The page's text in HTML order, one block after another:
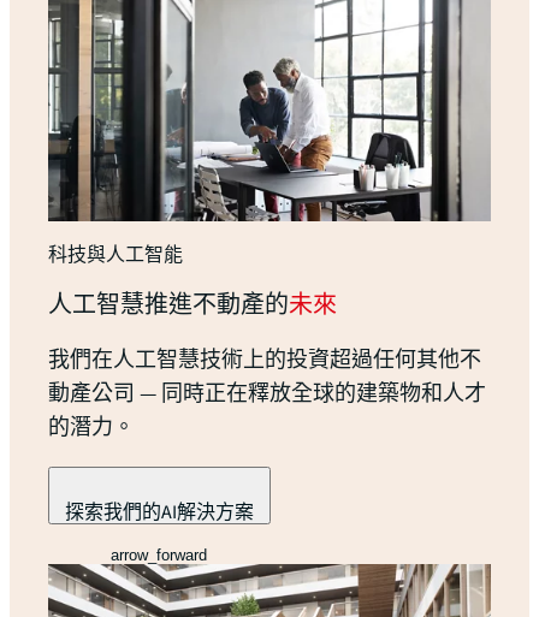
科技與人工智能
人工智慧推進不動產的未來
我們在人工智慧技術上的投資超過任何其他不
動產公司 — 同時正在釋放全球的建築物和人才
的潛力。
探索我們的AI解決方案
arrow_forward